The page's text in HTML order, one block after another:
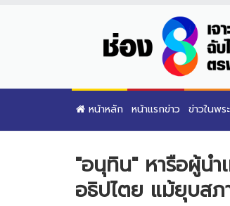
หน้าหลัก หน้าแรกข่าว ข่าวในพร
"อนุทิน" หารือผู้น
อธิปไตย แม้ยุบสภ